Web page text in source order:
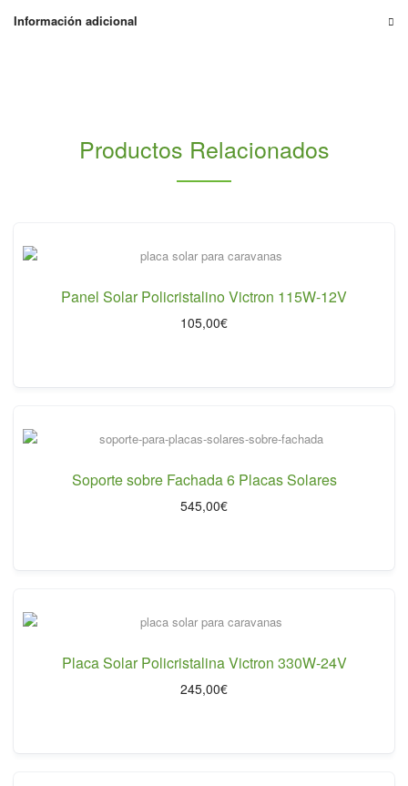
Información adicional
Productos Relacionados
Panel Solar Policristalino Victron 115W-12V
105,00€
Soporte sobre Fachada 6 Placas Solares
545,00€
Placa Solar Policristalina Victron 330W-24V
245,00€